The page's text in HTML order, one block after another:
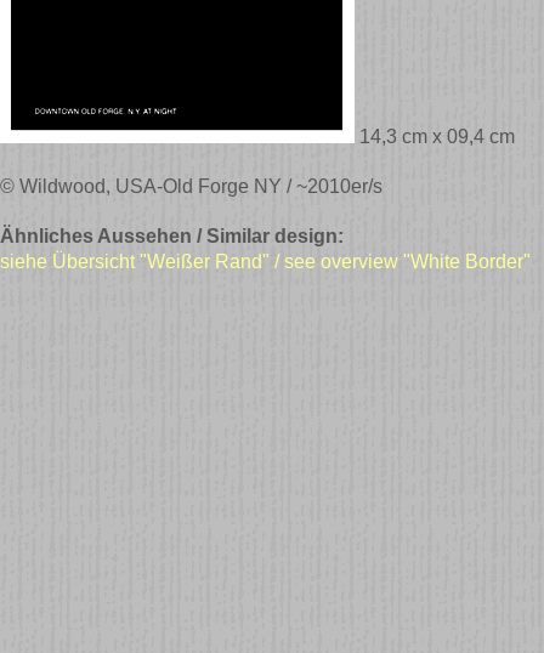
14,3 cm x 09,4 cm
© Wildwood, USA-Old Forge NY / ~2010er/s
Ähnliches Aussehen / Similar design:
siehe Übersicht "Weißer Rand" / see overview "White Border"